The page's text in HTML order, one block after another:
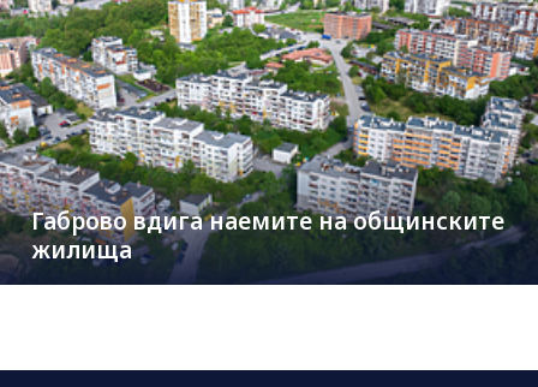
Габрово вдига наемите на общинските
жилища